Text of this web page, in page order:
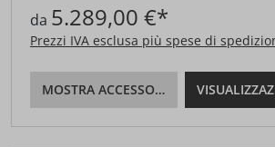
da 5.289,00 €*
Prezzi IVA esclusa più spese di
MOSTRA ACCESSORI